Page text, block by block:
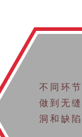
不同环
做到无
洞和缺